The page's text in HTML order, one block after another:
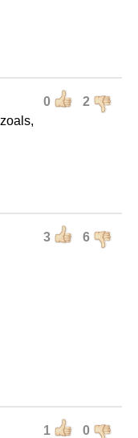
0 2
3 6
1 0